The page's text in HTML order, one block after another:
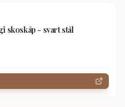
skoskåp - svart stål